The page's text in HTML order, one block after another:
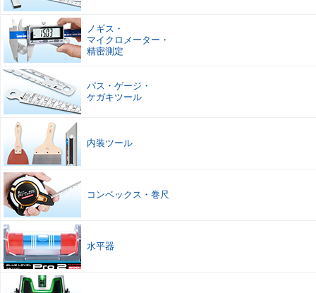
ノギス ・
マイクロメーター ・
精密測定
パス ・ ゲージ ・
ケガキツール
内装ツール
コンベックス ・ 巻尺
水平器